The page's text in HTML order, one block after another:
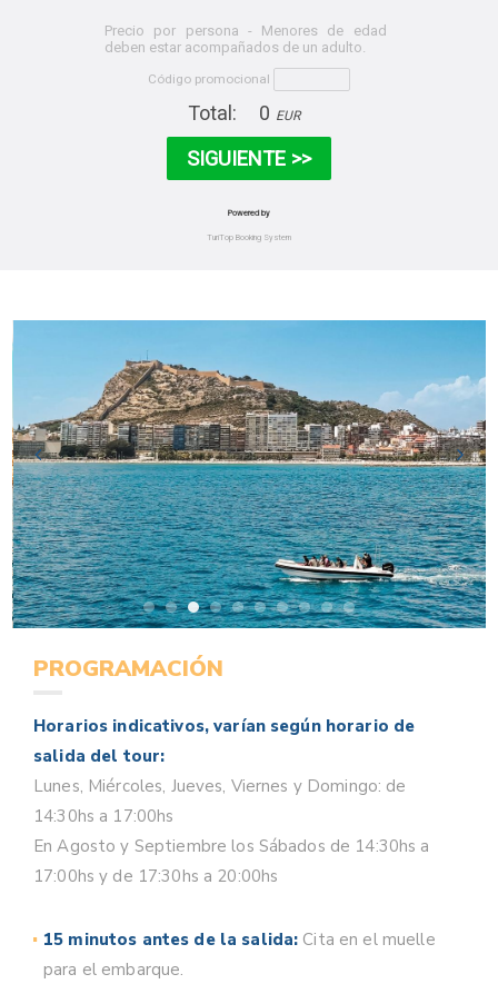
PROGRAMACIÓN
Horarios indicativos, varían según horario de
salida del tour:
Lunes, Miércoles, Jueves, Viernes y Domingo: de
14:30hs a 17:00hs
En Agosto y Septiembre los Sábados de 14:30hs a
17:00hs y de 17:30hs a 20:00hs
15 minutos antes de la salida: Cita en el muelle
para el embarque.